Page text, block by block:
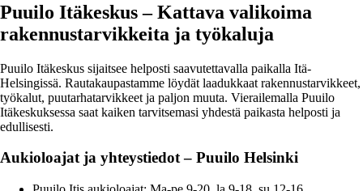
Puuilo Itäkeskus – Kattava valikoima
rakennustarvikkeita ja työkaluja
Puuilo Itäkeskus sijaitsee helposti saavutettavalla paikalla Itä-
Helsingissä. Rautakaupastamme löydät laadukkaat rakennustarvikkeet,
työkalut, puutarhatarvikkeet ja paljon muuta. Vierailemalla Puuilo
Itäkeskuksessa saat kaiken tarvitsemasi yhdestä paikasta helposti ja
edullisesti.
Aukioloajat ja yhteystiedot – Puuilo Helsinki